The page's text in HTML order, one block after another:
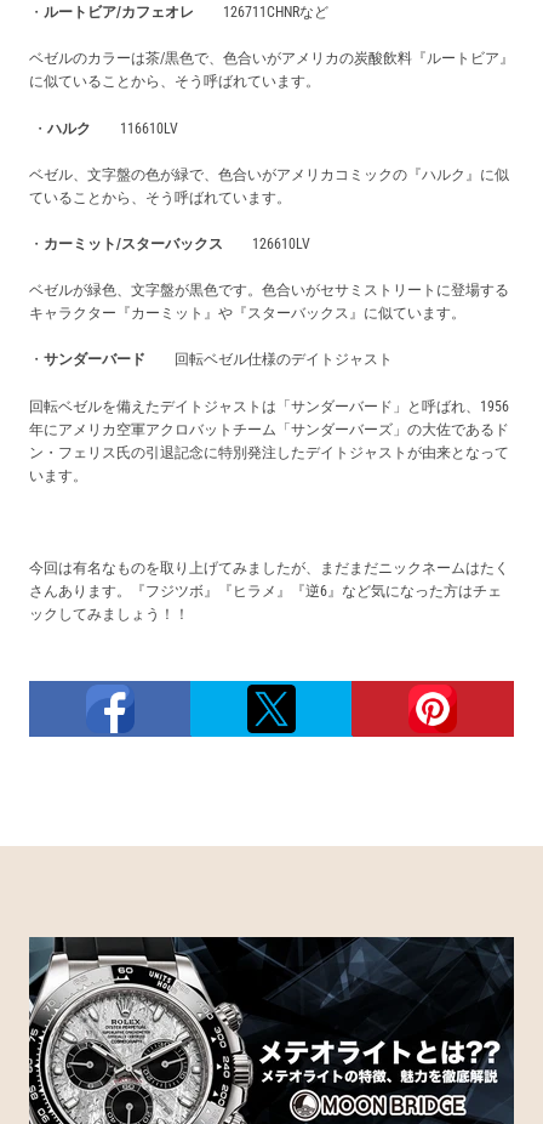
・ ルートビア/カフェオレ 126711CHNRなど
ベゼルのカラーは茶/黒色で、色合いがアメリカの炭酸飲料『ルートビア』
に似ていることから、そう呼ばれています。
・ ハルク 116610LV
ベゼル、文字盤の色が緑で、色合いがアメリカコミックの『ハルク』に似
ていることから、そう呼ばれています。
・ カーミット/スターバックス 126610LV
ベゼルが緑色、文字盤が黒色です。色合いがセサミストリートに登場する
キャラクター『カーミット』や『スターバックス』に似ています。
・ サンダーバード 回転ベゼル仕様のデイトジャスト
回転ベゼルを備えたデイトジャストは「サンダーバード」と呼ばれ、1956
年にアメリカ空軍アクロバットチーム「サンダーバーズ」の大佐であるド
ン・フェリス氏の引退記念に特別発注したデイトジャストが由来となって
います。
今回は有名なものを取り上げてみましたが、まだまだニックネームはたく
さんあります。『フジツボ』『ヒラメ』『逆6』など気になった方はチェ
ックしてみましょう！！